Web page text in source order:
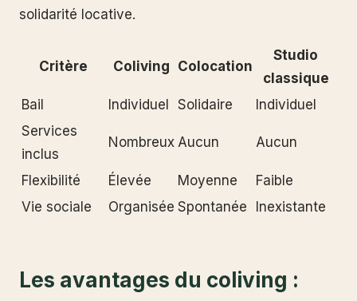
solidarité locative.
Critère Coliving Colocation
Studio
classique
Bail
Individuel Solidaire
Individuel
Services
inclus
Nombreux Aucun Aucun
Flexibilité Élevée Moyenne
Faible
Vie sociale
Organisée Spontanée Inexistante
Les avantages du coliving :